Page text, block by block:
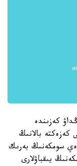
كەزىندە
كەزەكتە بالانىڭ
سومكەنىڭ بەرىك
يىقباۋلارى